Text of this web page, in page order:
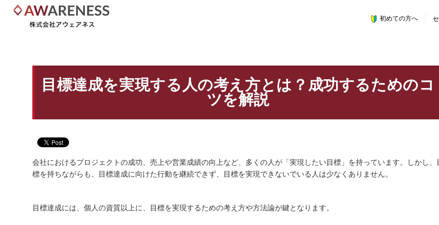
初めての方へ
目標達成を実現する人の考え方とは？成功するためのコ
ツを解説
会社におけるプロジェクトの成功、売上や営業成績の向上など、多くの人が「実現したい目標」を持っています。しかし、
標を持ちながらも、目標達成に向けた行動を継続できず、目標を実現できないでいる人は少なくありません。
目標達成には、個人の資質以上に、目標を実現するための考え方や方法論が鍵となります。